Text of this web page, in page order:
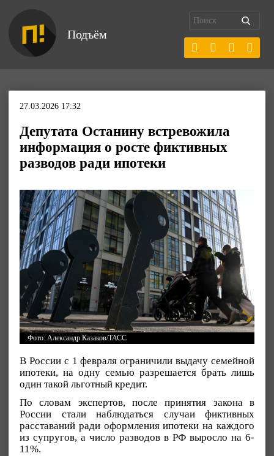
Подъём
27.03.2026 17:32
Депутата Останину встревожила
информация о росте фиктивных
разводов ради ипотеки
Фото: Александр Казаков/ТАСС
В России с 1 февраля ограничили выдачу семейной
ипотеки, на одну семью разрешается брать лишь
один такой льготный кредит.
По словам экспертов, после принятия закона в
России стали наблюдаться случаи фиктивных
расставаний ради оформления ипотеки на каждого
из супругов, а число разводов в РФ выросло на 6-
11%.